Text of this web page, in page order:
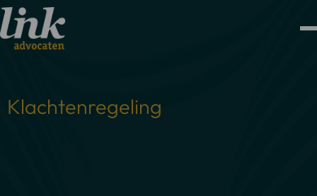
Klachtenregeling